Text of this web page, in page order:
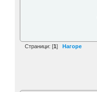
Страници: [1 ] Нагоре